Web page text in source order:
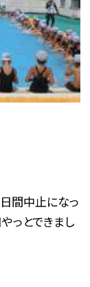
間中止になっ
っとできまし